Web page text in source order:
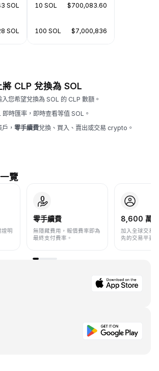
SOL
SOL
10 SOL $700,083.60
100 SOL $7,000,836
CLP 兌換為 SOL
您希望兌換為 SOL 的 CLP 數額。
時匯率，即時查看等值 SOL。
， 零手續費兌換、買入、賣出或交易 crypto。
覽
證明
零手續費
無隱藏費用，報價費率即為
最終支付費率。
8,600 萬+
加入全球交易
先的交易平臺